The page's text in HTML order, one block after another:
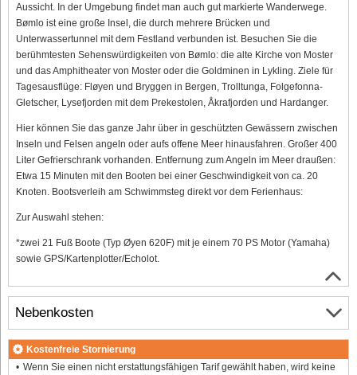
Aussicht. In der Umgebung findet man auch gut markierte Wanderwege.
Bømlo ist eine große Insel, die durch mehrere Brücken und
Unterwassertunnel mit dem Festland verbunden ist. Besuchen Sie die
berühmtesten Sehenswürdigkeiten von Bømlo: die alte Kirche von Moster
und das Amphitheater von Moster oder die Goldminen in Lykling. Ziele für
Tagesausflüge: Fløyen und Bryggen in Bergen, Trolltunga, Folgefonna-
Gletscher, Lysefjorden mit dem Prekestolen, Åkrafjorden und Hardanger.
Hier können Sie das ganze Jahr über in geschützten Gewässern zwischen
Inseln und Felsen angeln oder aufs offene Meer hinausfahren. Großer 400
Liter Gefrierschrank vorhanden. Entfernung zum Angeln im Meer draußen:
Etwa 15 Minuten mit den Booten bei einer Geschwindigkeit von ca. 20
Knoten. Bootsverleih am Schwimmsteg direkt vor dem Ferienhaus:
Zur Auswahl stehen:
*zwei 21 Fuß Boote (Typ Øyen 620F) mit je einem 70 PS Motor (Yamaha)
sowie GPS/Kartenplotter/Echolot.
Nebenkosten
Kostenfreie Stornierung
Wenn Sie einen nicht erstattungsfähigen Tarif gewählt haben, wird keine